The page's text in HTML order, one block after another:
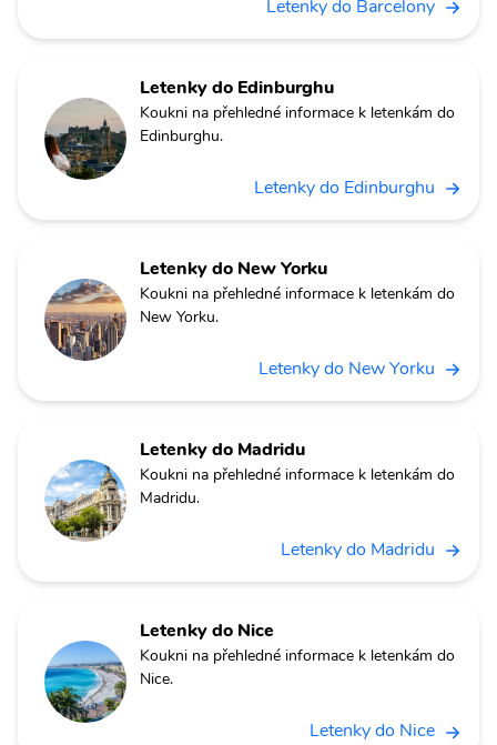
Letenky do Barcelony
Letenky do Edinburghu
Koukni na přehledné informace k letenkám do
Edinburghu.
Letenky do Edinburghu
Letenky do New Yorku
Koukni na přehledné informace k letenkám do
New Yorku.
Letenky do New Yorku
Letenky do Madridu
Koukni na přehledné informace k letenkám do
Madridu.
Letenky do Madridu
Letenky do Nice
Koukni na přehledné informace k letenkám do
Nice.
Letenky do Nice